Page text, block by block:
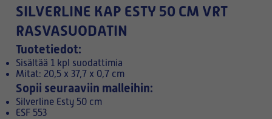
SILVERLINE KAP ESTY 50 CM VRT
RASVASUODATIN
Tuotetiedot:
Sisältää 1 kpl suodattimia
Mitat: 20,5 x 37,7 x 0,7 cm
Sopii seuraaviin malleihin:
Silverline Esty 50 cm
ESF 553